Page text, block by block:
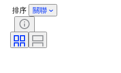
證明
簽名
自鳴鐘
錶殼直徑
排序 關聯